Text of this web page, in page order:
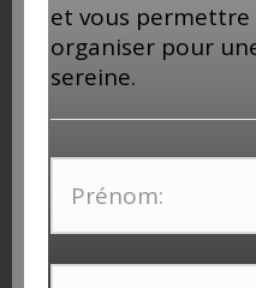
Follow Me!
REJOINS-
et vous permettre
organiser pour
sereine.